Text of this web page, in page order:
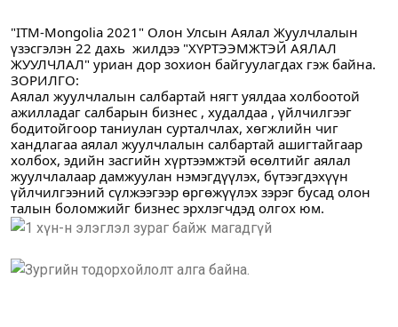
"ITM-Mongolia 2021" Олон Улсын Аялал Жуулчлалын
үзэсгэлэн 22 дахь  жилдээ "ХҮРТЭЭМЖТЭЙ АЯЛАЛ
ЖУУЛЧЛАЛ" уриан дор зохион байгуулагдах гэж байна.
ЗОРИЛГО:
Аялал жуулчлалын салбартай нягт уялдаа холбоотой
ажилладаг салбарын бизнес , худалдаа , үйлчилгээг
бодитойгоор таниулан сурталчлах, хөгжлийн чиг
хандлагаа аялал жуулчлалын салбартай ашигтайгаар
холбох, эдийн засгийн хүртээмжтэй өсөлтийг аялал
жуулчлалаар дамжуулан нэмэгдүүлэх, бүтээгдэхүүн
үйлчилгээний сүлжээгээр өргөжүүлэх зэрэг бусад олон
талын боломжийг бизнес эрхлэгчдэд олгох юм.